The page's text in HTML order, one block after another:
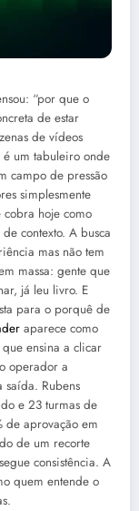
“por que o
de estar
de vídeos
um tabuleiro onde
campo de pressão
simplesmente
hoje como
contexto. A busca
mas não tem
massa: gente que
já leu livro. E
para o porquê de
aparece como
ensina a clicar
operador a
Rubens
e 23 turmas de
de aprovação em
de um recorte
consistência. A
quem entende o